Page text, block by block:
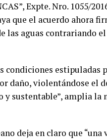
Expte. Nro. 1055/
que el acuerdo ahora
las aguas contrariando
condiciones estipuladas
daño, violentándose el
sustentable”, amplia la
deja en claro que “una